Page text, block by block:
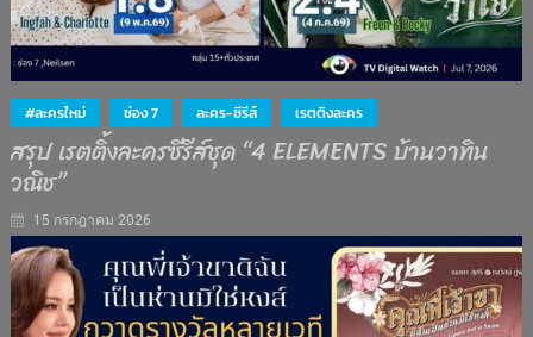
#ละครใหม่ ช่อง 7 ละคร-ซีรีส์ เรตติงละคร
สรุป เรตติ้งละครซีรีส์ชุด “4 ELEMENTS บ้านวาทิน
วณิช”
15 กรกฎาคม 2026